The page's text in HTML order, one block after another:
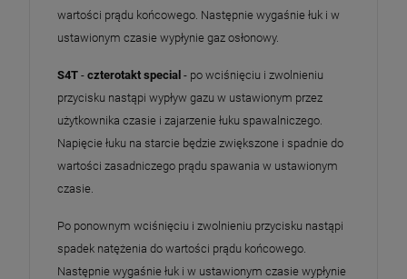
wartości prądu końcowego. Następnie wygaśnie łuk i w
ustawionym czasie wypłynie gaz osłonowy.
S4T - czterotakt special - po wciśnięciu i zwolnieniu
przycisku nastąpi wypływ gazu w ustawionym przez
użytkownika czasie i zajarzenie łuku spawalniczego.
Napięcie łuku na starcie będzie zwiększone i spadnie do
wartości zasadniczego prądu spawania w ustawionym
czasie.
Po ponownym wciśnięciu i zwolnieniu przycisku nastąpi
spadek natężenia do wartości prądu końcowego.
Następnie wygaśnie łuk i w ustawionym czasie wypłynie